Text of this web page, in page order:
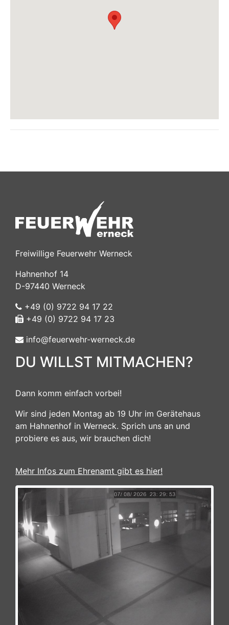
Freiwillige Feuerwehr Werneck
Hahnenhof 14
D-97440 Werneck
+49 (0) 9722 94 17 22
+49 (0) 9722 94 17 23
info@feuerwehr-werneck.de
DU WILLST MITMACHEN?
Dann komm einfach vorbei!
Wir sind jeden Montag ab 19 Uhr im Gerätehaus
am Hahnenhof in Werneck. Sprich uns an und
probiere es aus, wir brauchen dich!
Mehr Infos zum Ehrenamt gibt es hier!